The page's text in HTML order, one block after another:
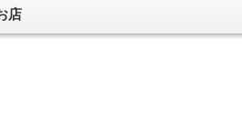
店